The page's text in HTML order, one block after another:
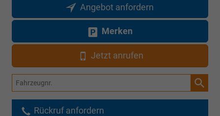
Angebot anfordern
Merken
Jetzt anrufen
Fahrzeugnr.
Rückruf anfordern